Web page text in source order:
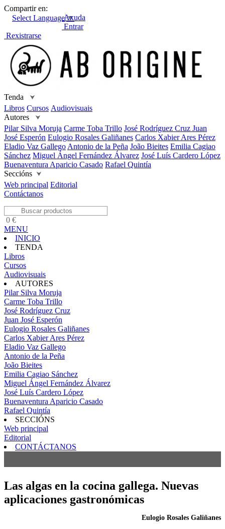
Compartir en:
Select Language▼
Axuda
Entrar
Rexistrarse
Tenda ⮟
Libros Cursos Audiovisuais
Autores
⮟
Pilar Silva Moruja Carme Toba Trillo José Rodríguez Cruz Juan
José Esperón Eulogio Rosales Galiñanes Carlos Xabier Ares Pérez
Eladio Vaz Gallego Antonio de la Peña João Bieites Emilia Cagiao
Sánchez Miguel Ángel Fernández Álvarez José Luís Cardero López
Buenaventura Aparicio Casado Rafael Quintía
Seccións
⮟
Web principal Editorial
Contáctanos
0 €
MENU
INICIO
TENDA
Libros
Cursos
Audiovisuais
AUTORES
Pilar Silva Moruja
Carme Toba Trillo
José Rodríguez Cruz
Juan José Esperón
Eulogio Rosales Galiñanes
Carlos Xabier Ares Pérez
Eladio Vaz Gallego
Antonio de la Peña
João Bieites
Emilia Cagiao Sánchez
Miguel Ángel Fernández Álvarez
José Luís Cardero López
Buenaventura Aparicio Casado
Rafael Quintía
SECCIÓNS
Web principal
Editorial
CONTÁCTANOS
Las algas en la cocina gallega. Nuevas
aplicaciones gastronómicas
Eulogio Rosales Galiñanes